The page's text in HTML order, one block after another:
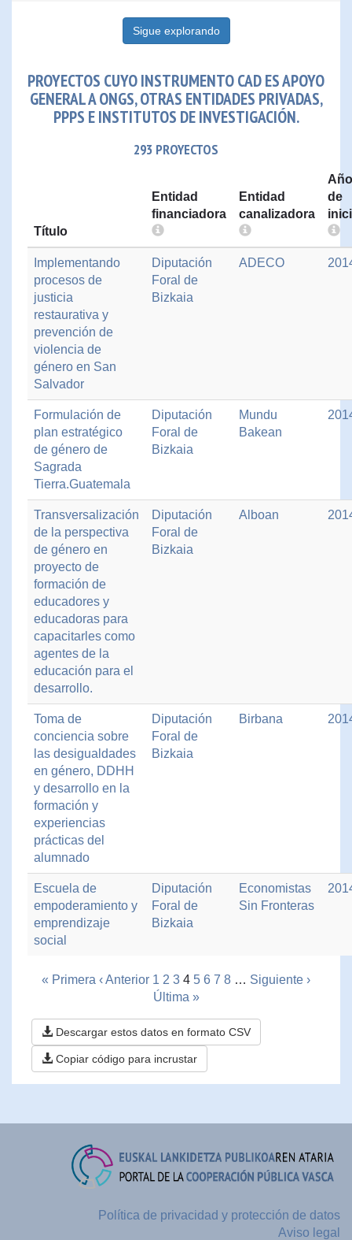
Sigue explorando
PROYECTOS CUYO INSTRUMENTO CAD ES APOYO
GENERAL A ONGS, OTRAS ENTIDADES PRIVADAS,
PPPS E INSTITUTOS DE INVESTIGACIÓN.
293 PROYECTOS
Título
Entidad
financiadora
Entidad
canalizadora
Año
de
Implementando
procesos de
justicia
restaurativa y
prevención de
violencia de
género en San
Salvador
Diputación
Foral de
Bizkaia
ADECO
Formulación de
plan estratégico
de género de
Sagrada
Tierra.Guatemala
Diputación
Foral de
Bizkaia
Mundu
Bakean
Transversalización
de la perspectiva
de género en
proyecto de
formación de
educadores y
educadoras para
capacitarles como
agentes de la
educación para el
desarrollo.
Diputación
Foral de
Bizkaia
Alboan
Toma de
conciencia sobre
las desigualdades
en género, DDHH
y desarrollo en la
formación y
experiencias
prácticas del
alumnado
Diputación
Foral de
Bizkaia
Birbana
Escuela de
empoderamiento y
emprendizaje
social
Diputación
Foral de
Bizkaia
Economistas
Sin Fronteras
« Primera ‹ Anterior 1 2 3 4 5 6 7 8 … Siguiente ›
Última »
Descargar estos datos en formato CSV
Copiar código para incrustar
Política de privacidad y protección de datos
Aviso legal